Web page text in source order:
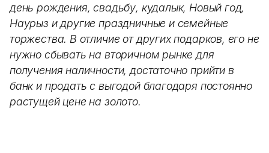
день рождения, свадьбу, кудалык, Новый год,
Наурыз и другие праздничные и семейные
торжества. В отличие от других подарков, его не
нужно сбывать на вторичном рынке для
получения наличности, достаточно прийти в
банк и продать с выгодой благодаря постоянно
растущей цене на золото.